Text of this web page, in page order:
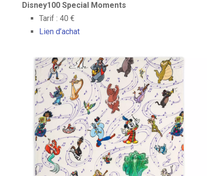
Disney100 Special Moments
Tarif : 40 €
Lien d’achat